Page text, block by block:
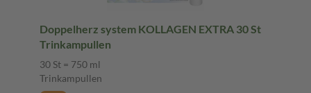
Doppelherz system KOLLAGEN EXTRA 30 St
Trinkampullen
30 St = 750 ml
Trinkampullen